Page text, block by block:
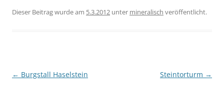
Dieser Beitrag wurde am 5.3.2012 unter mineralisch veröffentlicht.
Beitragsnavigation
← Burgstall Haselstein Steintorturm →